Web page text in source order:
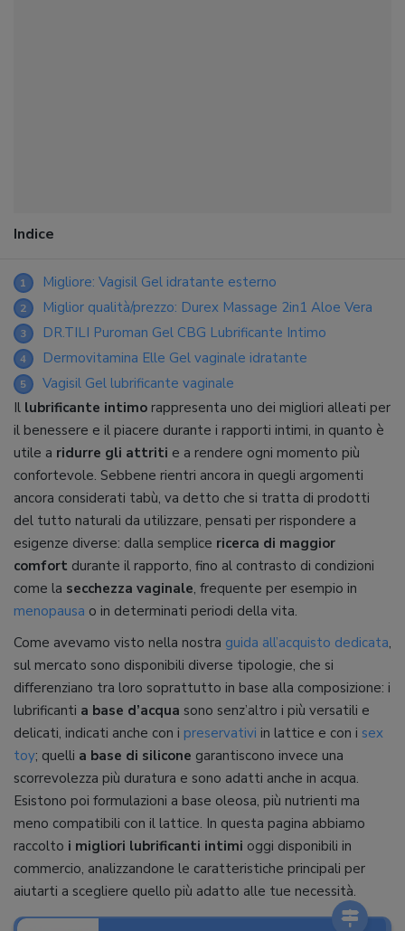
Indice
1 Migliore: Vagisil Gel idratante esterno
2 Miglior qualità/prezzo: Durex Massage 2in1 Aloe Vera
3 DR.TILI Puroman Gel CBG Lubrificante Intimo
4 Dermovitamina Elle Gel vaginale idratante
5
Vagisil Gel lubrificante vaginale
Il lubrificante intimo rappresenta uno dei migliori alleati per
il benessere e il piacere durante i rapporti intimi, in quanto è
utile a ridurre gli attriti e a rendere ogni momento più
confortevole. Sebbene rientri ancora in quegli argomenti
ancora considerati tabù, va detto che si tratta di prodotti
del tutto naturali da utilizzare, pensati per rispondere a
esigenze diverse: dalla semplice ricerca di maggior
comfort durante il rapporto, fino al contrasto di condizioni
come la secchezza vaginale, frequente per esempio in
menopausa o in determinati periodi della vita.
Come avevamo visto nella nostra guida all’acquisto dedicata,
sul mercato sono disponibili diverse tipologie, che si
differenziano tra loro soprattutto in base alla composizione: i
lubrificanti a base d’acqua sono senz’altro i più versatili e
delicati, indicati anche con i preservativi in lattice e con i sex
toy; quelli a base di silicone garantiscono invece una
scorrevolezza più duratura e sono adatti anche in acqua.
Esistono poi formulazioni a base oleosa, più nutrienti ma
meno compatibili con il lattice. In questa pagina abbiamo
raccolto i migliori lubrificanti intimi oggi disponibili in
commercio, analizzandone le caratteristiche principali per
aiutarti a scegliere quello più adatto alle tue necessità.